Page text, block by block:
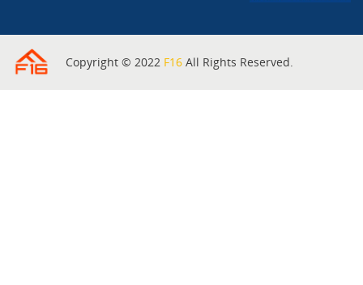
Copyright © 2022 F16 All Rights Reserved.